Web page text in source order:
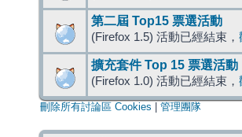
第二屆 Top15 票選活動
(Firefox 1.5) 活動已經結束，
擴充套件 Top 15 票選活動
(Firefox 1.0) 活動已經結束，
刪除所有討論區 Cookies 管理團隊